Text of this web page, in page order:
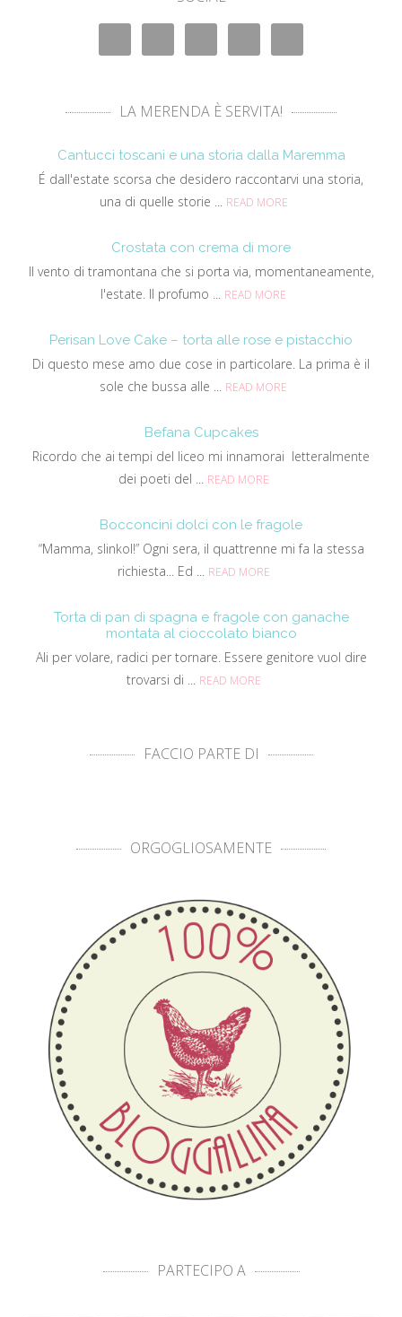
LA MERENDA È SERVITA!
Cantucci toscani e una storia dalla Maremma
É dall'estate scorsa che desidero raccontarvi una storia,
una di quelle storie ... READ MORE
Crostata con crema di more
Il vento di tramontana che si porta via, momentaneamente,
l'estate. Il profumo ... READ MORE
Perisan Love Cake – torta alle rose e pistacchio
Di questo mese amo due cose in particolare. La prima è il
sole che bussa alle ... READ MORE
Befana Cupcakes
Ricordo che ai tempi del liceo mi innamorai letteralmente
dei poeti del ... READ MORE
Bocconcini dolci con le fragole
“Mamma, slinkol!” Ogni sera, il quattrenne mi fa la stessa
richiesta... Ed ... READ MORE
Torta di pan di spagna e fragole con ganache
montata al cioccolato bianco
Ali per volare, radici per tornare. Essere genitore vuol dire
trovarsi di ... READ MORE
FACCIO PARTE DI
ORGOGLIOSAMENTE
PARTECIPO A